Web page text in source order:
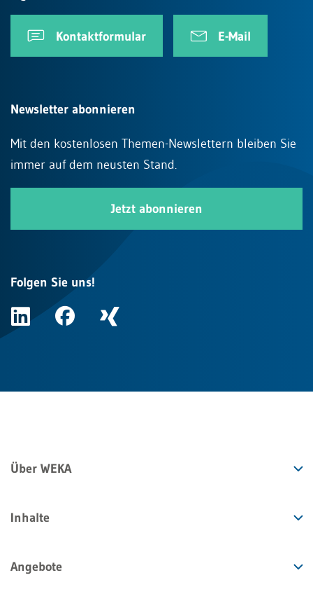
Kontaktformular E-Mail
Newsletter abonnieren
Mit den kostenlosen Themen-Newslettern bleiben Sie
immer auf dem neusten Stand.
Jetzt abonnieren
Folgen Sie uns!
Über WEKA
Inhalte
Angebote